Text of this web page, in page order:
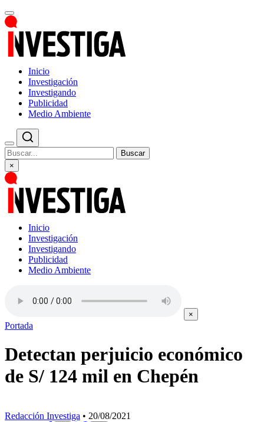
Inicio
Investigación
Investigando
Publicidad
Medio Ambiente
Buscar
×
Inicio
Investigación
Investigando
Publicidad
Medio Ambiente
×
Portada
Detectan perjuicio económico
de S/ 124 mil en Chepén
Redacción Investiga • 20/08/2021